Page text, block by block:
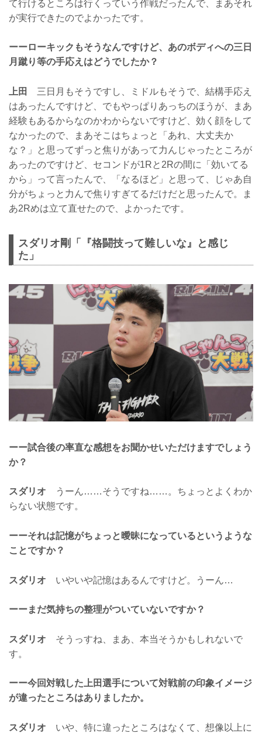
て行けるところは行くっていう作戦だったんで、まあそれ
が実行できたのでよかったです。
ーーローキックもそうなんですけど、あのボディへの三日
月蹴り等の手応えはどうでしたか？
上田
三日月もそうですし、ミドルもそうで、結構手応え
はあったんですけど、でもやっぱりあっちのほうが、まあ
経験もあるからなのかわからないですけど、効く顔をして
なかったので、まあそこはちょっと「あれ、大丈夫か
な？」と思ってずっと焦りがあって力んじゃったところが
あったのですけど、セコンドが1Rと2Rの間に「効いてる
から」って言ったんで、「なるほど」と思って、じゃあ自
分がちょっと力んで焦りすぎてるだけだと思ったんで。ま
あ2Rめは立て直せたので、よかったです。
スダリオ剛「『格闘技って難しいな』と感じ
た」
ーー試合後の率直な感想をお聞かせいただけますでしょう
か？
スダリオ うーん……そうですね……。ちょっとよくわか
らない状態です。
ーーそれは記憶がちょっと曖昧になっているというような
ことですか？
スダリオ いやいや記憶はあるんですけど。うーん…
ーーまだ気持ちの整理がついていないですか？
スダリオ そうっすね、まあ、本当そうかもしれないで
す。
ーー今回対戦した上田選手について対戦前の印象イメージ
が違ったところはありましたか。
スダリオ いや、特に違ったところはなくて、想像以上に